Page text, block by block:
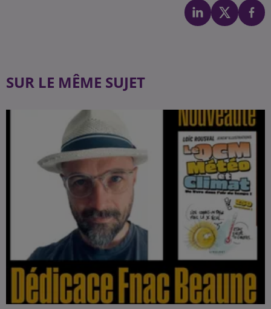
SUR LE MÊME SUJET